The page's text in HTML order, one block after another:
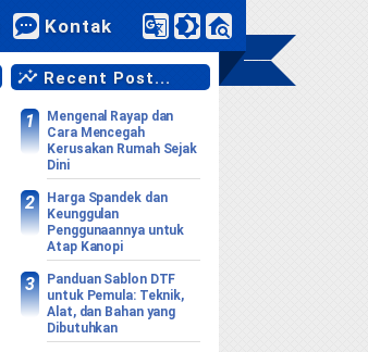
Kontak
Recent Post...
Mengenal Rayap dan
Cara Mencegah
Kerusakan Rumah Sejak
Dini
Harga Spandek dan
Keunggulan
Penggunaannya untuk
Atap Kanopi
Panduan Sablon DTF
untuk Pemula: Teknik,
Alat, dan Bahan yang
Dibutuhkan